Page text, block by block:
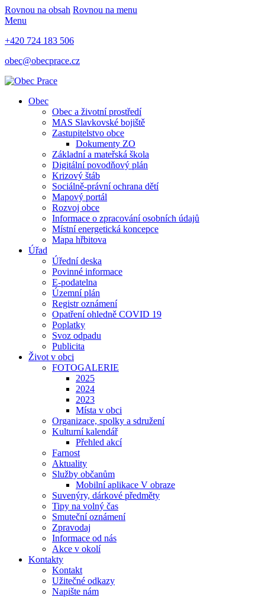
Rovnou na obsah Rovnou na menu
Menu
+420 724 183 506
obec@obecprace.cz
Obec
Obec a životní prostředí
MAS Slavkovské bojiště
Zastupitelstvo obce
Dokumenty ZO
Základní a mateřská škola
Digitální povodňový plán
Krizový štáb
Sociálně-právní ochrana dětí
Mapový portál
Rozvoj obce
Informace o zpracování osobních údajů
Místní energetická koncepce
Mapa hřbitova
Úřad
Úřední deska
Povinné informace
E-podatelna
Územní plán
Registr oznámení
Opatření ohledně COVID 19
Poplatky
Svoz odpadu
Publicita
Život v obci
FOTOGALERIE
2025
2024
2023
Místa v obci
Organizace, spolky a sdružení
Kulturní kalendář
Přehled akcí
Farnost
Aktuality
Služby občanům
Mobilní aplikace V obraze
Suvenýry, dárkové předměty
Tipy na volný čas
Smuteční oznámení
Zpravodaj
Informace od nás
Akce v okolí
Kontakty
Kontakt
Užitečné odkazy
Napište nám